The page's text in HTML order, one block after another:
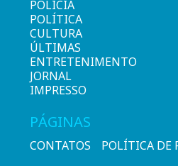
POLÍCIA
POLÍTICA
CULTURA
ÚLTIMAS
ENTRETENIMENTO
JORNAL
IMPRESSO
PÁGINAS
CONTATOS POLÍTICA DE